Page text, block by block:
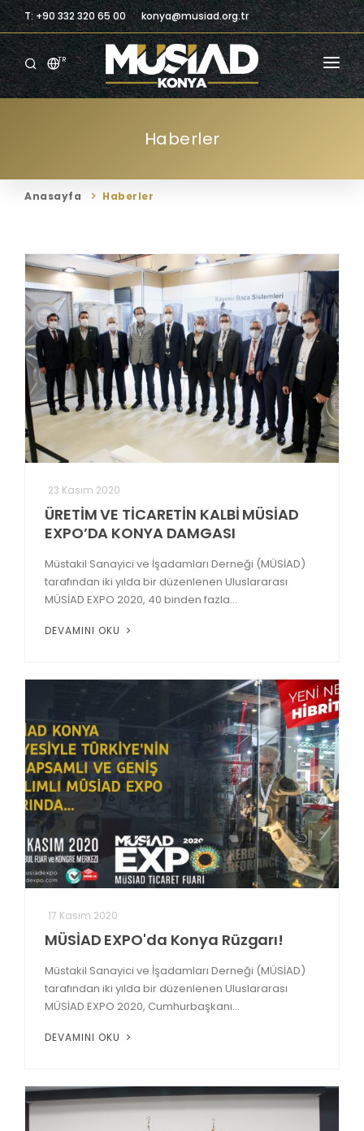
T: +90 332 320 65 00 konya@musiad.org.tr
TR
ANASAYFA
BILGI MERKEZI
TICARI FIRSATLAR
İLETIŞIM
Haberler
Anasayfa Haberler
23 Kasım 2020
ÜRETİM VE TİCARETİN KALBİ MÜSİAD
EXPO’DA KONYA DAMGASI
Müstakil Sanayici ve İşadamları Derneği (MÜSİAD)
tarafından iki yılda bir düzenlenen Uluslararası
MÜSİAD EXPO 2020, 40 binden fazla...
DEVAMINI OKU
17 Kasım 2020
MÜSİAD EXPO'da Konya Rüzgarı!
Müstakil Sanayici ve İşadamları Derneği (MÜSİAD)
tarafından iki yılda bir düzenlenen Uluslararası
MÜSİAD EXPO 2020, Cumhurbaşkanı...
DEVAMINI OKU